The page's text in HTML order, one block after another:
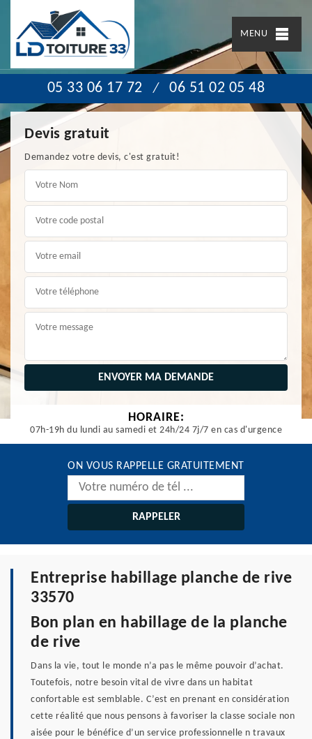
MENU
05 33 06 17 72 / 06 51 02 05 48
Devis gratuit
Demandez votre devis, c'est gratuit!
HORAIRE:
07h-19h du lundi au samedi et 24h/24 7j/7 en cas d'urgence
ON VOUS RAPPELLE GRATUITEMENT
Entreprise habillage planche de rive
33570
Bon plan en habillage de la planche
de rive
Dans la vie, tout le monde n’a pas le même pouvoir d’achat.
Toutefois, notre besoin vital de vivre dans un habitat
confortable est semblable. C’est en prenant en considération
cette réalité que nous pensons à favoriser la classe sociale non
aisée pour le bénéfice d’un service professionnelle n travaux